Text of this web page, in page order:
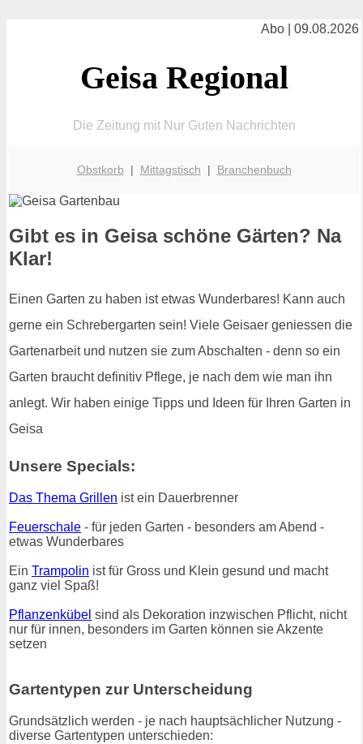
Abo | 09.08.2026
Geisa Regional
Die Zeitung mit Nur Guten Nachrichten
Obstkorb | Mittagstisch | Branchenbuch
Gibt es in Geisa schöne Gärten? Na
Klar!
Einen Garten zu haben ist etwas Wunderbares! Kann auch
gerne ein Schrebergarten sein! Viele Geisaer geniessen die
Gartenarbeit und nutzen sie zum Abschalten - denn so ein
Garten braucht definitiv Pflege, je nach dem wie man ihn
anlegt. Wir haben einige Tipps und Ideen für Ihren Garten in
Geisa
Unsere Specials:
Das Thema Grillen ist ein Dauerbrenner
Feuerschale - für jeden Garten - besonders am Abend -
etwas Wunderbares
Ein Trampolin ist für Gross und Klein gesund und macht
ganz viel Spaß!
Pflanzenkübel sind als Dekoration inzwischen Pflicht, nicht
nur für innen, besonders im Garten können sie Akzente
setzen
Gartentypen zur Unterscheidung
Grundsätzlich werden - je nach hauptsächlicher Nutzung -
diverse Gartentypen unterschieden: